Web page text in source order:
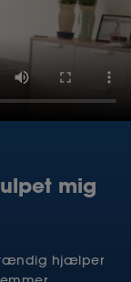
mig
hjælper